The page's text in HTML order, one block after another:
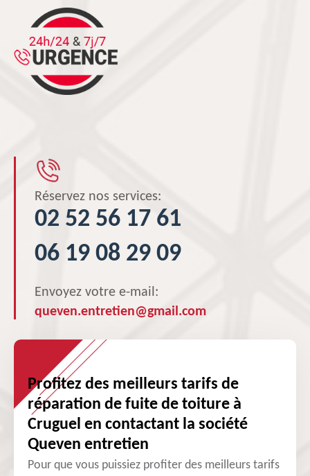
Réservez nos services:
02 52 56 17 61
06 19 08 29 09
Envoyez votre e-mail:
queven.entretien@gmail.com
Profitez des meilleurs tarifs de
réparation de fuite de toiture à
Cruguel en contactant la société
Queven entretien
Pour que vous puissiez profiter des meilleurs tarifs